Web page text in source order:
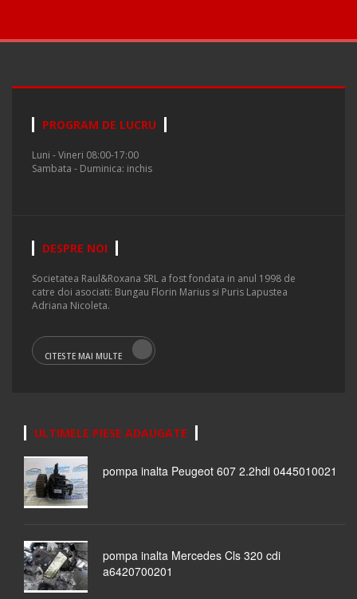
PROGRAM DE LUCRU
Luni - Vineri 08:00-17:00
Sambata - Duminica: inchis
DESPRE NOI
Societatea Raul&Roxana SRL a fost fondata in anul 1998 de
catre doi asociati: Bungau Florin Marius si Puris Lapustea
Adriana Nicoleta.
CITESTE MAI MULTE
ULTIMELE PIESE ADAUGATE
pompa inalta Peugeot 607 2.2hdi 0445010021
pompa inalta Mercedes Cls 320 cdi
a6420700201